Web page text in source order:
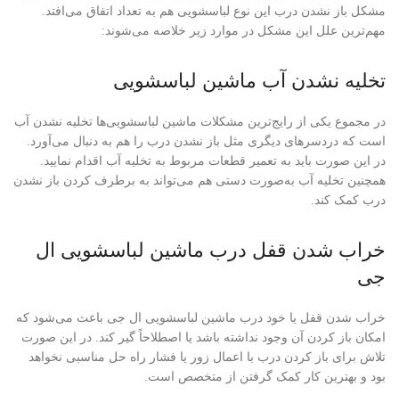
مشکل باز نشدن درب این نوع لباسشویی هم به تعداد اتفاق می‌افتد.
مهم‌ترین علل این مشکل در موارد زیر خلاصه می‌شوند:
تخلیه نشدن آب ماشین لباسشویی
در مجموع یکی از رایج‌ترین مشکلات ماشین لباسشویی‌ها تخلیه نشدن آب
است که دردسرهای دیگری مثل باز نشدن درب را هم به دنبال می‌آورد.
در این صورت باید به تعمیر قطعات مربوط به تخلیه آب اقدام نمایید.
همچنین تخلیه آب به‌صورت دستی هم می‌تواند به برطرف کردن باز نشدن
درب کمک کند.
خراب شدن قفل درب ماشین لباسشویی ال
جی
خراب شدن قفل یا خود درب ماشین لباسشویی ال جی باعث می‌شود که
امکان باز کردن آن وجود نداشته باشد یا اصطلاحاً گیر کند. در این صورت
تلاش برای باز کردن درب با اعمال زور یا فشار راه حل مناسبی نخواهد
بود و بهترین کار کمک گرفتن از متخصص است.